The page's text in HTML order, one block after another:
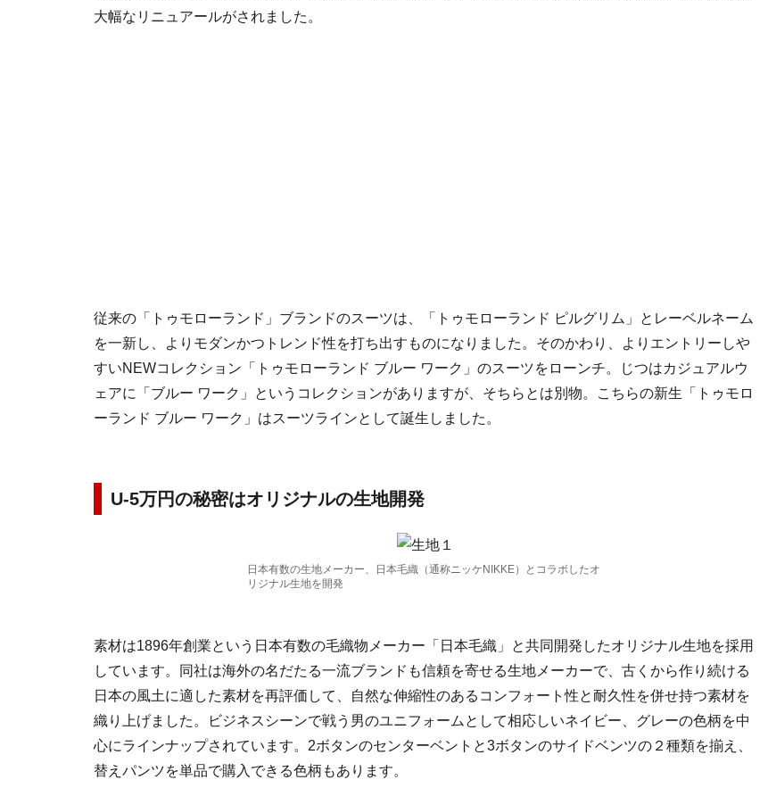
大幅なリニュアールがされました。
従来の「トゥモローランド」ブランドのスーツは、「トゥモローランド ピルグリム」とレーベルネーム
を一新し、よりモダンかつトレンド性を打ち出すものになりました。そのかわり、よりエントリーしや
すいNEWコレクション「トゥモローランド ブルー ワーク」のスーツをローンチ。じつはカジュアルウ
ェアに「ブルー ワーク」というコレクションがありますが、そちらとは別物。こちらの新生「トゥモロ
ーランド ブルー ワーク」はスーツラインとして誕生しました。
U-5万円の秘密はオリジナルの生地開発
日本有数の生地メーカー、日本毛織（通称ニッケNIKKE）とコラボしたオ
リジナル生地を開発
素材は1896年創業という日本有数の毛織物メーカー「日本毛織」と共同開発したオリジナル生地を採用
しています。同社は海外の名だたる一流ブランドも信頼を寄せる生地メーカーで、古くから作り続ける
日本の風土に適した素材を再評価して、自然な伸縮性のあるコンフォート性と耐久性を併せ持つ素材を
織り上げました。ビジネスシーンで戦う男のユニフォームとして相応しいネイビー、グレーの色柄を中
心にラインナップされています。2ボタンのセンターベントと3ボタンのサイドベンツの２種類を揃え、
替えパンツを単品で購入できる色柄もあります。